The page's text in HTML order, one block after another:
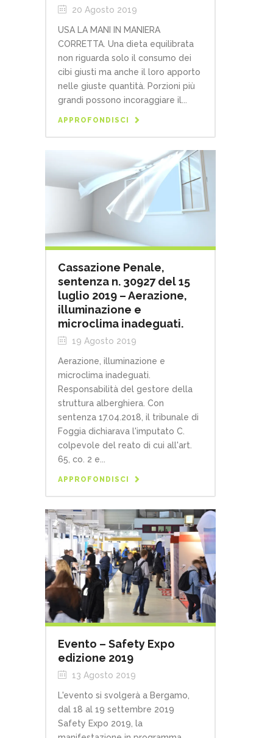
20 Agosto 2019
USA LA MANI IN MANIERA
CORRETTA. Una dieta equilibrata
non riguarda solo il consumo dei
cibi giusti ma anche il loro apporto
nelle giuste quantità. Porzioni più
grandi possono incoraggiare il...
APPROFONDISCI
Cassazione Penale,
sentenza n. 30927 del 15
luglio 2019 – Aerazione,
illuminazione e
microclima inadeguati.
19 Agosto 2019
Aerazione, illuminazione e
microclima inadeguati.
Responsabilità del gestore della
struttura alberghiera. Con
sentenza 17.04.2018, il tribunale di
Foggia dichiarava l'imputato C.
colpevole del reato di cui all'art.
65, co. 2 e...
APPROFONDISCI
Evento – Safety Expo
edizione 2019
13 Agosto 2019
L'evento si svolgerà a Bergamo,
dal 18 al 19 settembre 2019
Safety Expo 2019, la